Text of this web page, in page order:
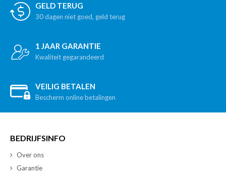
GELD TERUG
30 dagen niet goed, geld terug
1 JAAR GARANTIE
Kwaliteit gegarandeerd
VEILIG BETALEN
Bescherm online betalingen
BEDRIJFSINFO
Over ons
Garantie